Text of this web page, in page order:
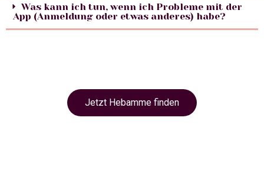
Was kann ich tun, wenn ich Probleme mit der
App (Anmeldung oder etwas anderes) habe?
Jetzt Hebamme finden